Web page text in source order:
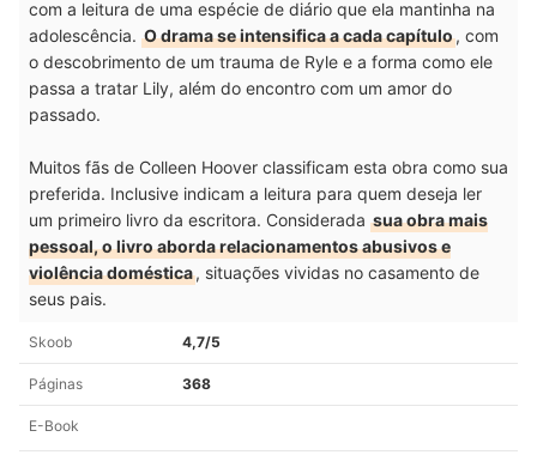
com a leitura de uma espécie de diário que ela mantinha na
adolescência. O drama se intensifica a cada capítulo, com
o descobrimento de um trauma de Ryle e a forma como ele
passa a tratar Lily, além do encontro com um amor do
passado.
Muitos fãs de Colleen Hoover classificam esta obra como sua
preferida. Inclusive indicam a leitura para quem deseja ler
um primeiro livro da escritora. Considerada sua obra mais
pessoal, o livro aborda relacionamentos abusivos e
violência doméstica, situações vividas no casamento de
seus pais.
Skoob 4,7/5
Páginas 368
E-Book